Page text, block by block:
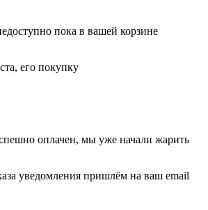
пока в вашей корзине
его покупку
оплачен, мы уже начали жарить
уведомления пришлём на ваш email